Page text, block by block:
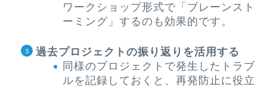
ワークショップ形式で「ブレーンスト
ーミング」するのも効果的です。
過去プロジェクトの振り返りを活用する
同様のプロジェクトで発生したトラブ
ルを記録しておくと、再発防止に役立